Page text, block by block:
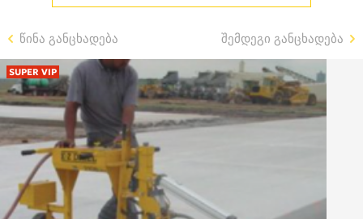
წინა განცხადება შემდეგი განცხადება
SUPER VIP